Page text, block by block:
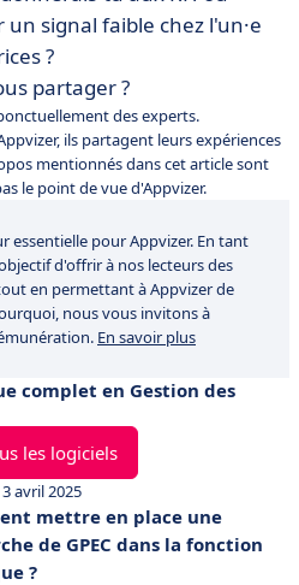
signal faible chez l'un·e
?
partager ?
des experts.
ils partagent leurs expériences
mentionnés dans cet article sont
le point de vue d'Appvizer.
essentielle pour Appvizer. En tant
d'offrir à nos lecteurs des
en permettant à Appvizer de
nous vous invitons à
En savoir plus
complet en Gestion des
les logiciels
3 avril 2025
mettre en place une
de GPEC dans la fonction
?